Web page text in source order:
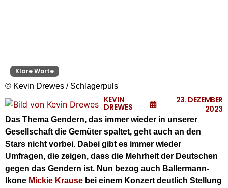
Klare Worte
© Kevin Drewes / Schlagerpuls
KEVIN
DREWES
23. DEZEMBER
2023
Das Thema Gendern, das immer wieder in unserer
Gesellschaft die Gemüter spaltet, geht auch an den
Stars nicht vorbei. Dabei gibt es immer wieder
Umfragen, die zeigen, dass die Mehrheit der Deutschen
gegen das Gendern ist. Nun bezog auch Ballermann-
Ikone Mickie Krause bei einem Konzert deutlich Stellung